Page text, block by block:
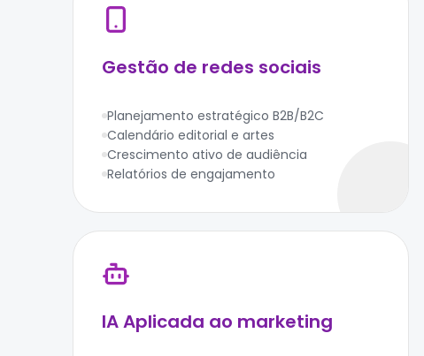
Gestão de redes sociais
Planejamento estratégico B2B/B2C
Calendário editorial e artes
Crescimento ativo de audiência
Relatórios de engajamento
IA Aplicada ao marketing